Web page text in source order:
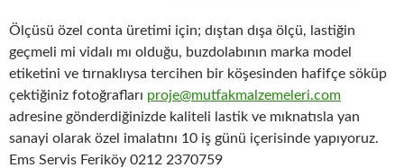
Ölçüsü özel conta üretimi için; dıştan dışa ölçü, lastiğin
geçmeli mi vidalı mı olduğu, buzdolabının marka model
etiketini ve tırnaklıysa tercihen bir köşesinden hafifçe söküp
çektiğiniz fotoğrafları proje@mutfakmalzemeleri.com
adresine gönderdiğinizde kaliteli lastik ve mıknatısla yan
sanayi olarak özel imalatını 10 iş günü içerisinde yapıyoruz.
Ems Servis Feriköy 0212 2370759